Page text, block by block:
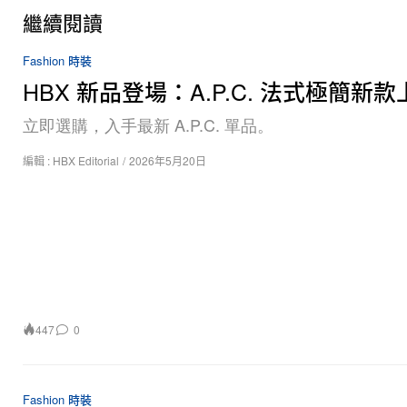
繼續閱讀
Fashion 時裝
HBX 新品登場：A.P.C. 法式極簡新款
立即選購，入手最新 A.P.C. 單品。
編輯 : HBX Editorial / 2026年5月20日
447 0
Fashion 時裝